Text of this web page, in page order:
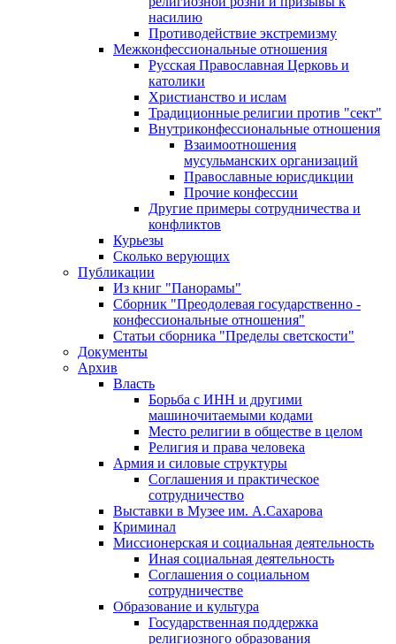
насилию
Противодействие экстремизму
Межконфессиональные отношения
Русская Православная Церковь и
католики
Христианство и ислам
Традиционные религии против "сект"
Внутриконфессиональные отношения
Взаимоотношения
мусульманских организаций
Православные юрисдикции
Прочие конфессии
Другие примеры сотрудничества и
конфликтов
Курьезы
Сколько верующих
Публикации
Из книг "Панорамы"
Сборник "Преодолевая государственно -
конфессиональные отношения"
Статьи сборника "Пределы светскости"
Документы
Архив
Власть
Борьба с ИНН и другими
машиночитаемыми кодами
Место религии в обществе в целом
Религия и права человека
Армия и силовые структуры
Соглашения и практическое
сотрудничество
Выставки в Музее им. А.Сахарова
Криминал
Миссионерская и социальная деятельность
Иная социальная деятельность
Соглашения о социальном
сотрудничестве
Образование и культура
Государственная поддержка
религиозного образования